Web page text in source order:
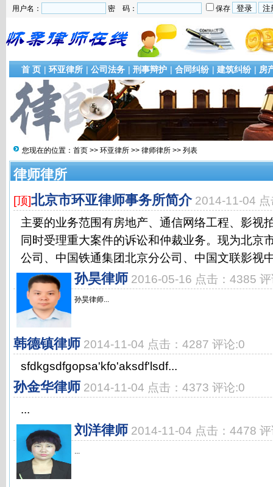
用户名： 密 码： 保存
首 页 | 环亚律所 | 公司法务 | 刑事辩护 | 合同纠纷 | 建筑纠纷 | 房
您现在的位置： 首页 >> 环亚律所 >> 律师律所 >> 列表
律师律所
[顶]北京市环亚律师事务所简介 2014-11-04
主要的业务范围有房地产、通信网络工程、影视
同时受理重大案件的诉讼和仲裁业务。现为北京
公司、中国铁通集团北京分公司、中国文联影视
孙昊律师 2016-05-16 点击：4385
孙昊律师...
韩德镇律师 2014-11-04 点击：4287 评论:0
sfdkgsdfgopsa'kfo'aksdf'lsdf...
孙金华律师 2014-11-04 点击：4373 评论:0
...
刘洋律师 2014-11-04 点击：4478
...